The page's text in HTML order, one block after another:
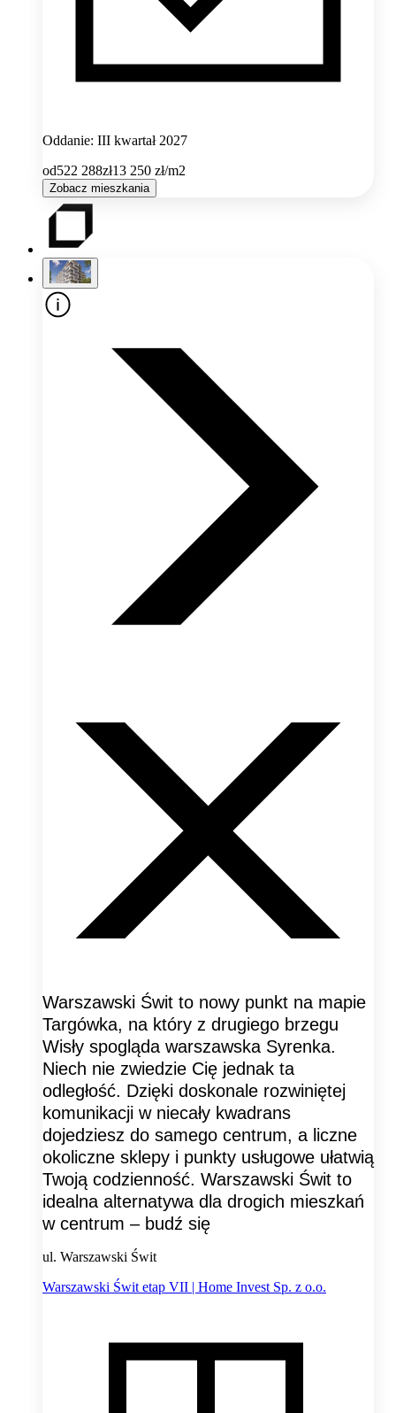
Oddanie: III kwartał 2027
od522 288zł13 250 zł/m2
Zobacz mieszkania
Warszawski Świt to nowy punkt na mapie
Targówka, na który z drugiego brzegu
Wisły spogląda warszawska Syrenka.
Niech nie zwiedzie Cię jednak ta
odległość. Dzięki doskonale rozwiniętej
komunikacji w niecały kwadrans
dojedziesz do samego centrum, a liczne
okoliczne sklepy i punkty usługowe ułatwią
Twoją codzienność. Warszawski Świt to
idealna alternatywa dla drogich mieszkań
w centrum – budź się
ul. Warszawski Świt
Warszawski Świt etap VII | Home Invest Sp. z o.o.